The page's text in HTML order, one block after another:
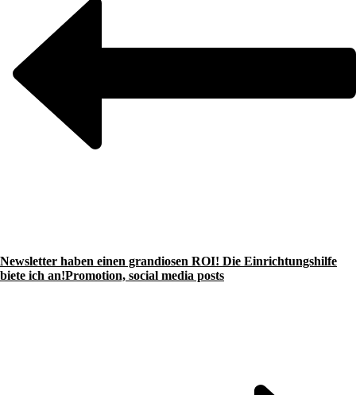
Newsletter haben einen grandiosen ROI! Die Einrichtungshilfe
biete ich an!Promotion, social media posts